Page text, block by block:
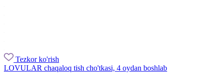
Tezkor ko'rish
LOVULAR chaqaloq tish cho'tkasi, 4 oydan boshlab